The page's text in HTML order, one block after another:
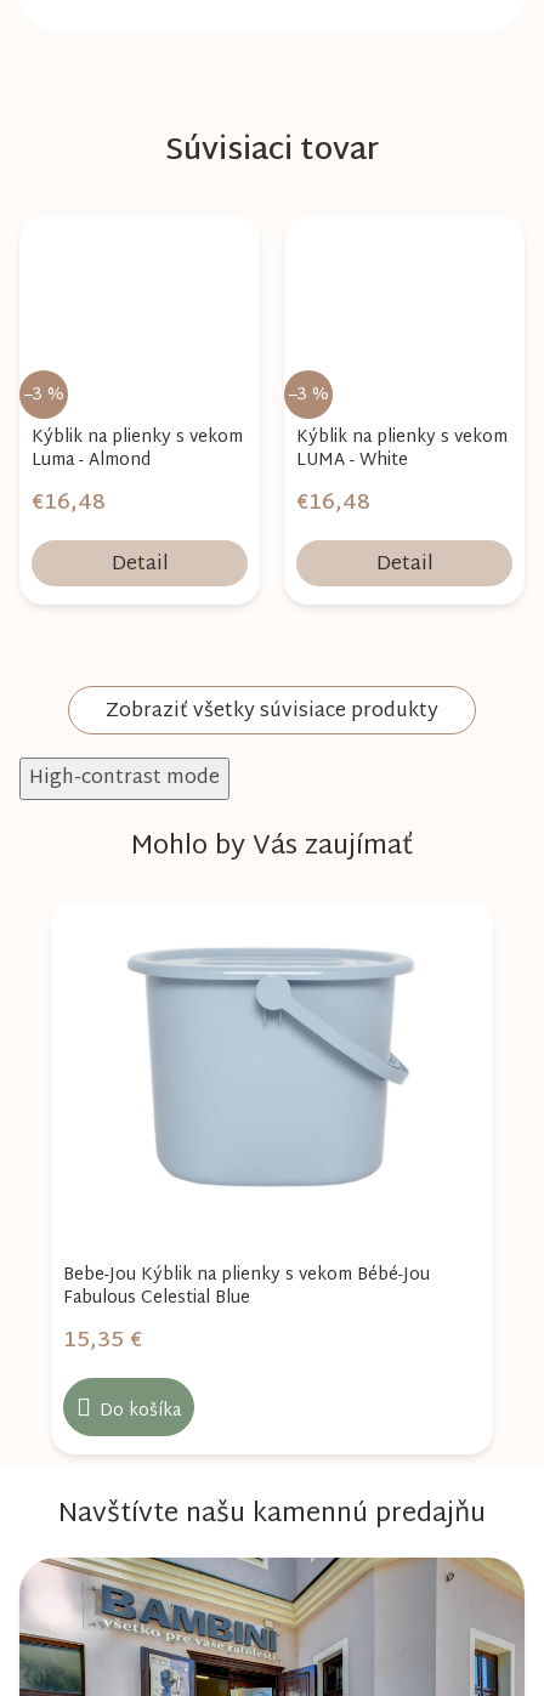
Súvisiaci tovar
–3 %
Kýblik na plienky s vekom
Luma - Almond
€16,48
Detail
–3 %
Kýblik na plienky s vekom
LUMA - White
€16,48
Detail
Zobraziť všetky súvisiace produkty
High-contrast mode
Mohlo by Vás zaujímať
Bebe-Jou Kýblik na plienky s vekom Bébé-Jou
Fabulous Celestial Blue
15,35 €
Do košíka
Navštívte našu kamennú predajňu